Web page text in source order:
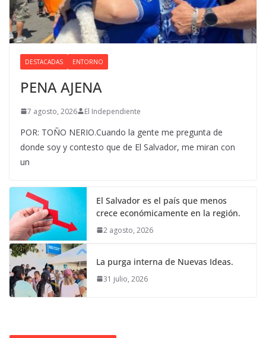
DESTACADAS ENTORNO
PENA AJENA
7 agosto, 2026 El Independiente
POR: TOÑO NERIO.Cuando la gente me pregunta de
donde soy y contesto que de El Salvador, me miran con
un
El Salvador es el país que menos
crece económicamente en la región.
2 agosto, 2026
La purga interna de Nuevas Ideas.
31 julio, 2026